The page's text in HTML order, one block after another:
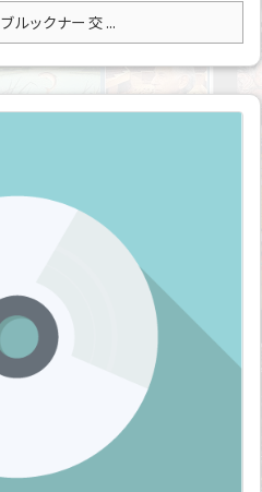
ブルックナー 交 ...